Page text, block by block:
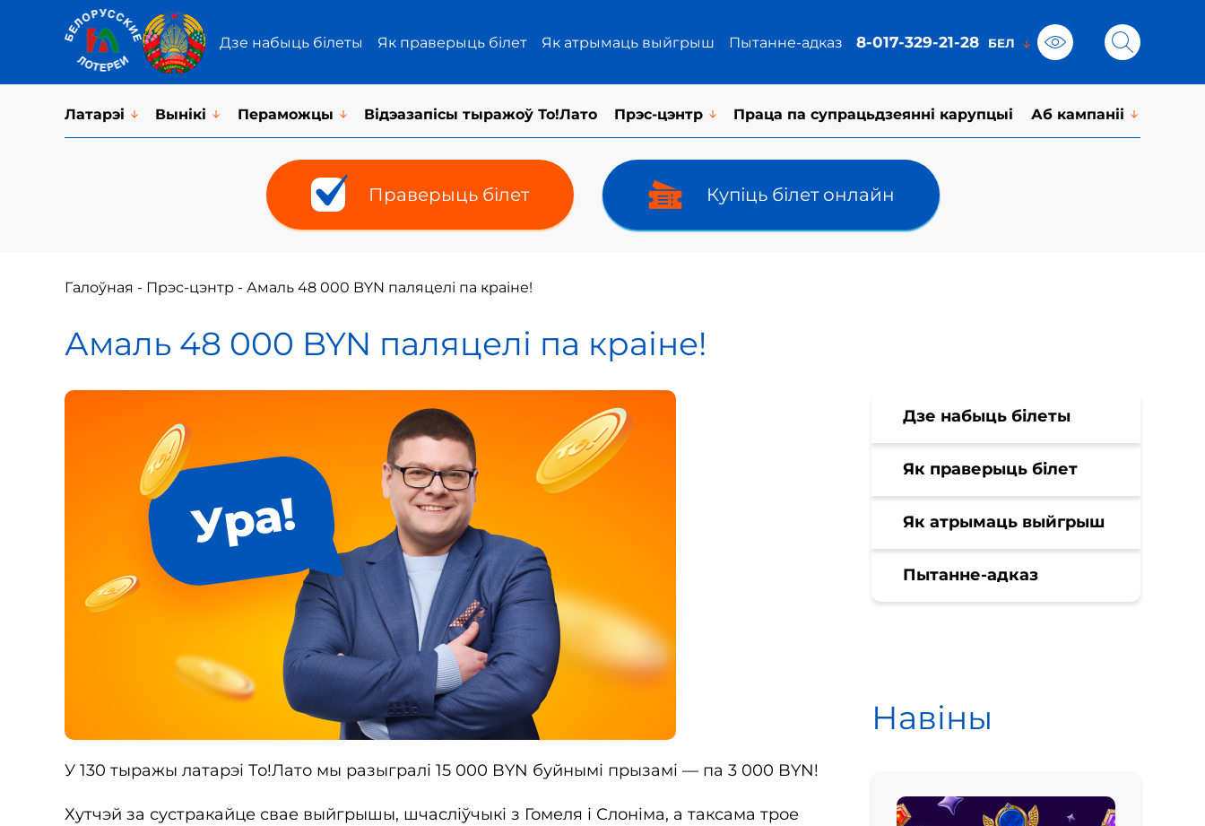
Дзе набыць білеты Як праверыць білет Як атрымаць выйгрыш Пытанне-адказ 8-017-329-21-28
Латарэi Вынікі Пераможцы Відэазапісы тыражоў То!Лато Прэс-цэнтр Праца па супрацьдзеянні карупцыі Аб кампаніі
Праверыць білет Купіць білет онлайн
Галоўная - Прэс-цэнтр - Амаль 48 000 BYN паляцелі па краіне!
Амаль 48 000 BYN паляцелі па краіне!
У 130 тыражы латарэі То!Лато мы разыгралі 15 000 BYN буйнымі прызамі — па 3 000 BYN!
Хутчэй за сустракайце свае выйгрышы, шчасліўчыкі з Гомеля і Слоніма, а таксама трое
Дзе набыць білеты
Як праверыць білет
Як атрымаць выйгрыш
Пытанне-адказ
Навіны